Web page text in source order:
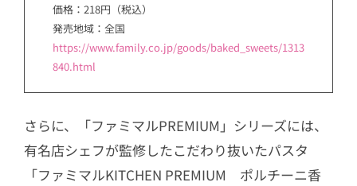
価格：218円（税込）
発売地域：全国
https://www.family.co.jp/goods/baked_sweets/1313
840.html
さらに、「ファミマルPREMIUM」シリーズには、
有名店シェフが監修したこだわり抜いたパスタ
「ファミマルKITCHEN PREMIUM ポルチーニ香